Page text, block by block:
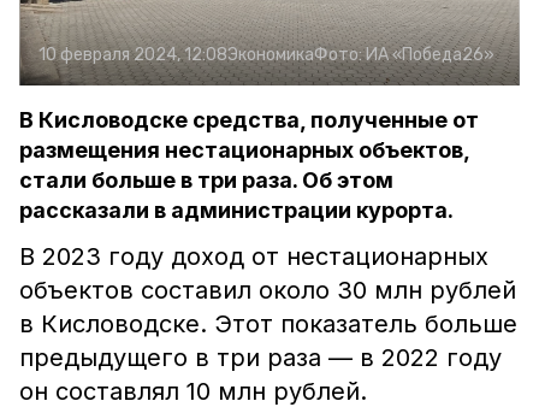
10 февраля 2024, 12:08ЭкономикаФото:ИА «Победа26»
В Кисловодске средства, полученные от
размещения нестационарных объектов,
стали больше в три раза. Об этом
рассказали в администрации курорта.
В 2023 году доход от нестационарных
объектов составил около 30 млн рублей
в Кисловодске. Этот показатель больше
предыдущего в три раза — в 2022 году
он составлял 10 млн рублей.